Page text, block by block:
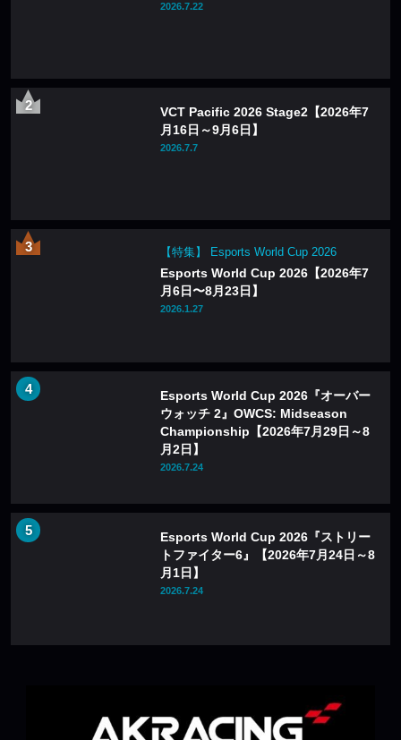
2026.7.22
VCT Pacific 2026 Stage2【2026年7
月16日～9月6日】
2026.7.7
【特集】 Esports World Cup 2026
Esports World Cup 2026【2026年7
月6日〜8月23日】
2026.1.27
Esports World Cup 2026『オーバー
ウォッチ 2』OWCS: Midseason
Championship【2026年7月29日～8
月2日】
2026.7.24
Esports World Cup 2026『ストリー
トファイター6』【2026年7月24日～8
月1日】
2026.7.24